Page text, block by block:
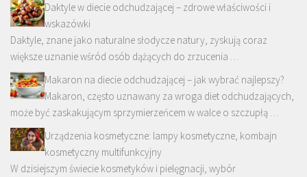
Daktyle w diecie odchudzającej – zdrowe właściwości i
wskazówki
Daktyle, znane jako naturalne słodycze natury, zyskują coraz
większe uznanie wśród osób dążących do zrzucenia …
Makaron na diecie odchudzającej – jak wybrać najlepszy?
Makaron, często uznawany za wroga diet odchudzających,
może być zaskakującym sprzymierzeńcem w walce o szczupłą …
Urządzenia kosmetyczne: lampy kosmetyczne, kombajn
kosmetyczny multifunkcyjny
W dzisiejszym świecie kosmetyków i pielęgnacji, wybór